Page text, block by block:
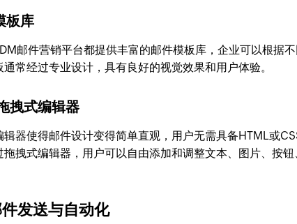
板库
邮件营销平台都提供丰富的邮件模板库，企业可以根据
通常经过专业设计，具有良好的视觉效果和用户体验。
拽式编辑器
辑器使得邮件设计变得简单直观，用户无需具备HTML或
拖拽式编辑器，用户可以自由添加和调整文本、图片、按
发送与自动化